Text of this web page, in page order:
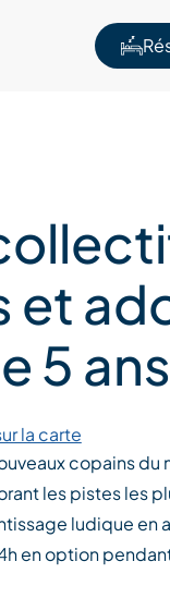
et
5 ans
la carte
copains
les pistes les
ludique en
en option